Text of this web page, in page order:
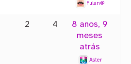
Fulan@
2 4
8 anos, 9
meses
atrás
Aster